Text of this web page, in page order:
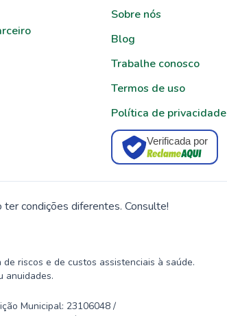
Sobre nós
Blog
Trabalhe conosco
Termos de uso
Política de privacidade
Verificada por
condições diferentes. Consulte!
riscos e de custos assistenciais à saúde.
anuidades.
Municipal: 23106048 /